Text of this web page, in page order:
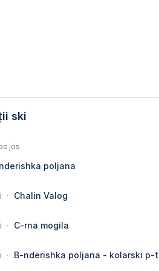
ski
jos
poljana
· Chalin Valog
· C-rna mogila
· B-nderishka poljana - kolarski p-t